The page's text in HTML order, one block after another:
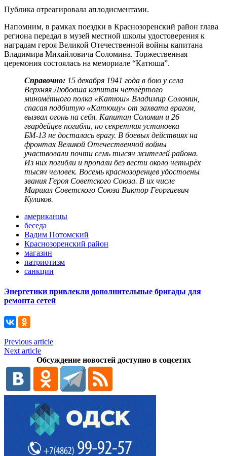
Публика отреагировала аплодисментами.
Напомним, в рамках поездки в Краснозоренский район глава
региона передал в музей местной школы удостоверения к
наградам героя Великой Отечественной войны капитана
Владимира Михайловича Соломина. Торжественная
церемония состоялась на мемориале “Катюша”.
Справочно: 15 декабря 1941 года в бою у села
Верхняя Любовша капитан четвёртого
миномётного полка «Катюш» Владимир Соломин,
спасая подбитую «Катюшу» от захвата врагом,
вызвал огонь на себя. Капитан Соломин и 26
гвардейцев погибли, но секретная установка
БМ-13 не досталась врагу. В боевых действиях на
фронтах Великой Отечественной войны
участвовали почти семь тысяч жителей района.
Из них погибли и пропали без вести около четырёх
тысяч человек. Восемь краснозоренцев удостоены
звания Героя Советского Союза. В их числе
Маршал Советского Союза Виктор Георгиевич
Куликов.
американцы
беседа
Вадим Потомский
Краснозоренский район
магазин
патриотизм
санкции
Энергетики привлекли дополнительные бригады для
ремонта сетей
Previous article
Next article
Обсуждение новостей доступно в соцсетях